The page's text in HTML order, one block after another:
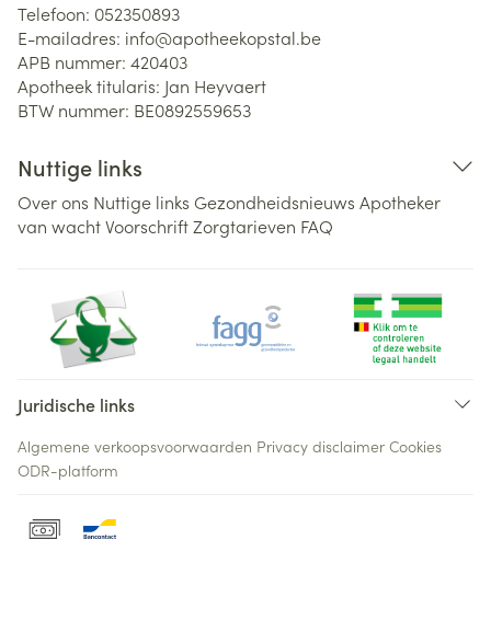
Telefoon: 052350893
E-mailadres: info@apotheekopstal.be
APB nummer: 420403
Apotheek titularis: Jan Heyvaert
BTW nummer: BE0892559653
Nuttige links
Over ons Nuttige links Gezondheidsnieuws Apotheker
van wachtVoorschriftZorgtarieven FAQ
Juridische links
Algemene verkoopsvoorwaarden Privacy disclaimer Cookies
ODR-platform